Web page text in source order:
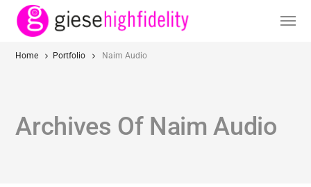
Home Portfolio Naim Audio
Archives Of Naim Audio